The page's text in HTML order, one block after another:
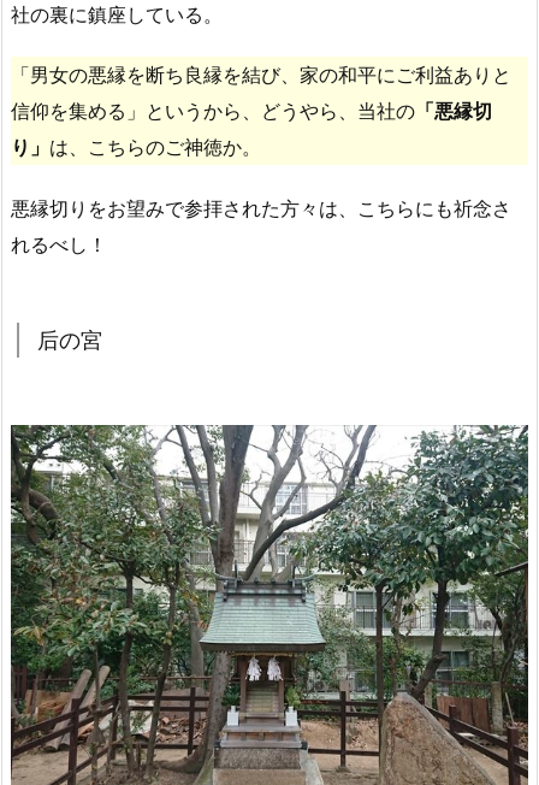
社の裏に鎮座している。
「男女の悪縁を断ち良縁を結び、家の和平にご利益ありと
信仰を集める」というから、どうやら、当社の 「悪縁切
り」 は、こちらのご神徳か。
悪縁切りをお望みで参拝された方々は、こちらにも祈念さ
れるべし！
后の宮